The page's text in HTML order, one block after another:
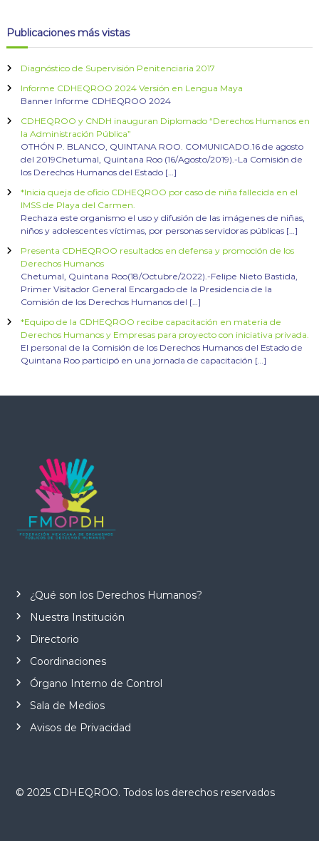
Publicaciones más vistas
Diagnóstico de Supervisión Penitenciaria 2017
Informe CDHEQROO 2024 Versión en Lengua Maya
Banner Informe CDHEQROO 2024
CDHEQROO y CNDH inauguran Diplomado “Derechos Humanos en
la Administración Pública”
OTHÓN P. BLANCO, QUINTANA ROO. COMUNICADO.16 de agosto
del 2019Chetumal, Quintana Roo (16/Agosto/2019).-La Comisión de
los Derechos Humanos del Estado […]
*Inicia queja de oficio CDHEQROO por caso de niña fallecida en el
IMSS de Playa del Carmen.
Rechaza este organismo el uso y difusión de las imágenes de niñas,
niños y adolescentes víctimas, por personas servidoras públicas […]
Presenta CDHEQROO resultados en defensa y promoción de los
Derechos Humanos
Chetumal, Quintana Roo(18/Octubre/2022).-Felipe Nieto Bastida,
Primer Visitador General Encargado de la Presidencia de la
Comisión de los Derechos Humanos del […]
*Equipo de la CDHEQROO recibe capacitación en materia de
Derechos Humanos y Empresas para proyecto con iniciativa privada.
El personal de la Comisión de los Derechos Humanos del Estado de
Quintana Roo participó en una jornada de capacitación […]
¿Qué son los Derechos Humanos?
Nuestra Institución
Directorio
Coordinaciones
Órgano Interno de Control
Sala de Medios
Avisos de Privacidad
© 2025 CDHEQROO. Todos los derechos reservados